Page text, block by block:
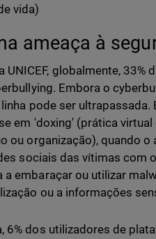
vida)
ameaça à
globalmente, 33%
Embora o
pode ser
em 'doxing' (prática
ou organização), quando
sociais das vítimas com
embaraçar ou utilizar
ou a informações
6% dos utilizadores de